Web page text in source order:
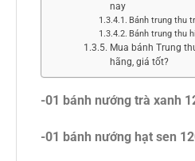
nay
Bánh trung thu
Bánh trung thu
Mua bánh Trung
hãng, giá tốt?
-01 bánh nướng trà xanh
-01 bánh nướng hạt sen